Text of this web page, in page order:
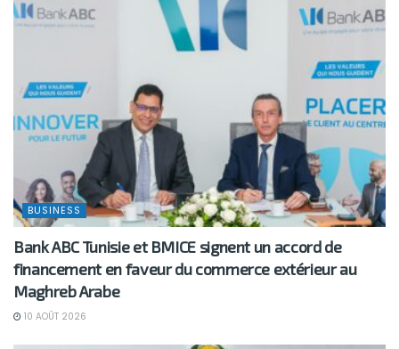
BUSINESS
Bank ABC Tunisie et BMICE signent un accord de
financement en faveur du commerce extérieur au
Maghreb Arabe
10 AOÛT 2026